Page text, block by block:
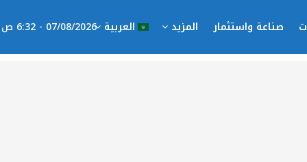
صناعة واستثمار المزيد العربية 07/08/2026 - 6:32 ص